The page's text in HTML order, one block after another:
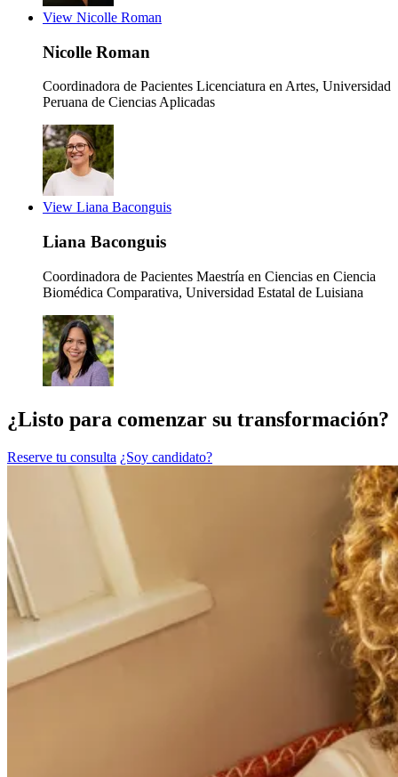
View Nicolle Roman
Nicolle Roman
Coordinadora de Pacientes Licenciatura en Artes, Universidad
Peruana de Ciencias Aplicadas
View Liana Baconguis
Liana Baconguis
Coordinadora de Pacientes Maestría en Ciencias en Ciencia
Biomédica Comparativa, Universidad Estatal de Luisiana
¿Listo para comenzar su transformación?
Reserve tu consulta ¿Soy candidato?